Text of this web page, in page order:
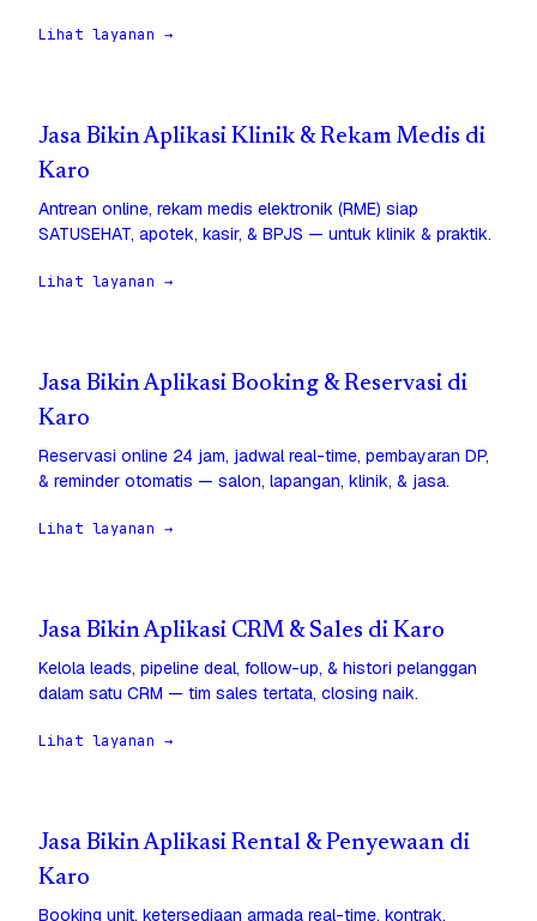
Lihat layanan →
Jasa Bikin Aplikasi Klinik & Rekam Medis di
Karo
Antrean online, rekam medis elektronik (RME) siap
SATUSEHAT, apotek, kasir, & BPJS — untuk klinik & praktik.
Lihat layanan →
Jasa Bikin Aplikasi Booking & Reservasi di
Karo
Reservasi online 24 jam, jadwal real-time, pembayaran DP,
& reminder otomatis — salon, lapangan, klinik, & jasa.
Lihat layanan →
Jasa Bikin Aplikasi CRM & Sales di Karo
Kelola leads, pipeline deal, follow-up, & histori pelanggan
dalam satu CRM — tim sales tertata, closing naik.
Lihat layanan →
Jasa Bikin Aplikasi Rental & Penyewaan di
Karo
Booking unit, ketersediaan armada real-time, kontrak,